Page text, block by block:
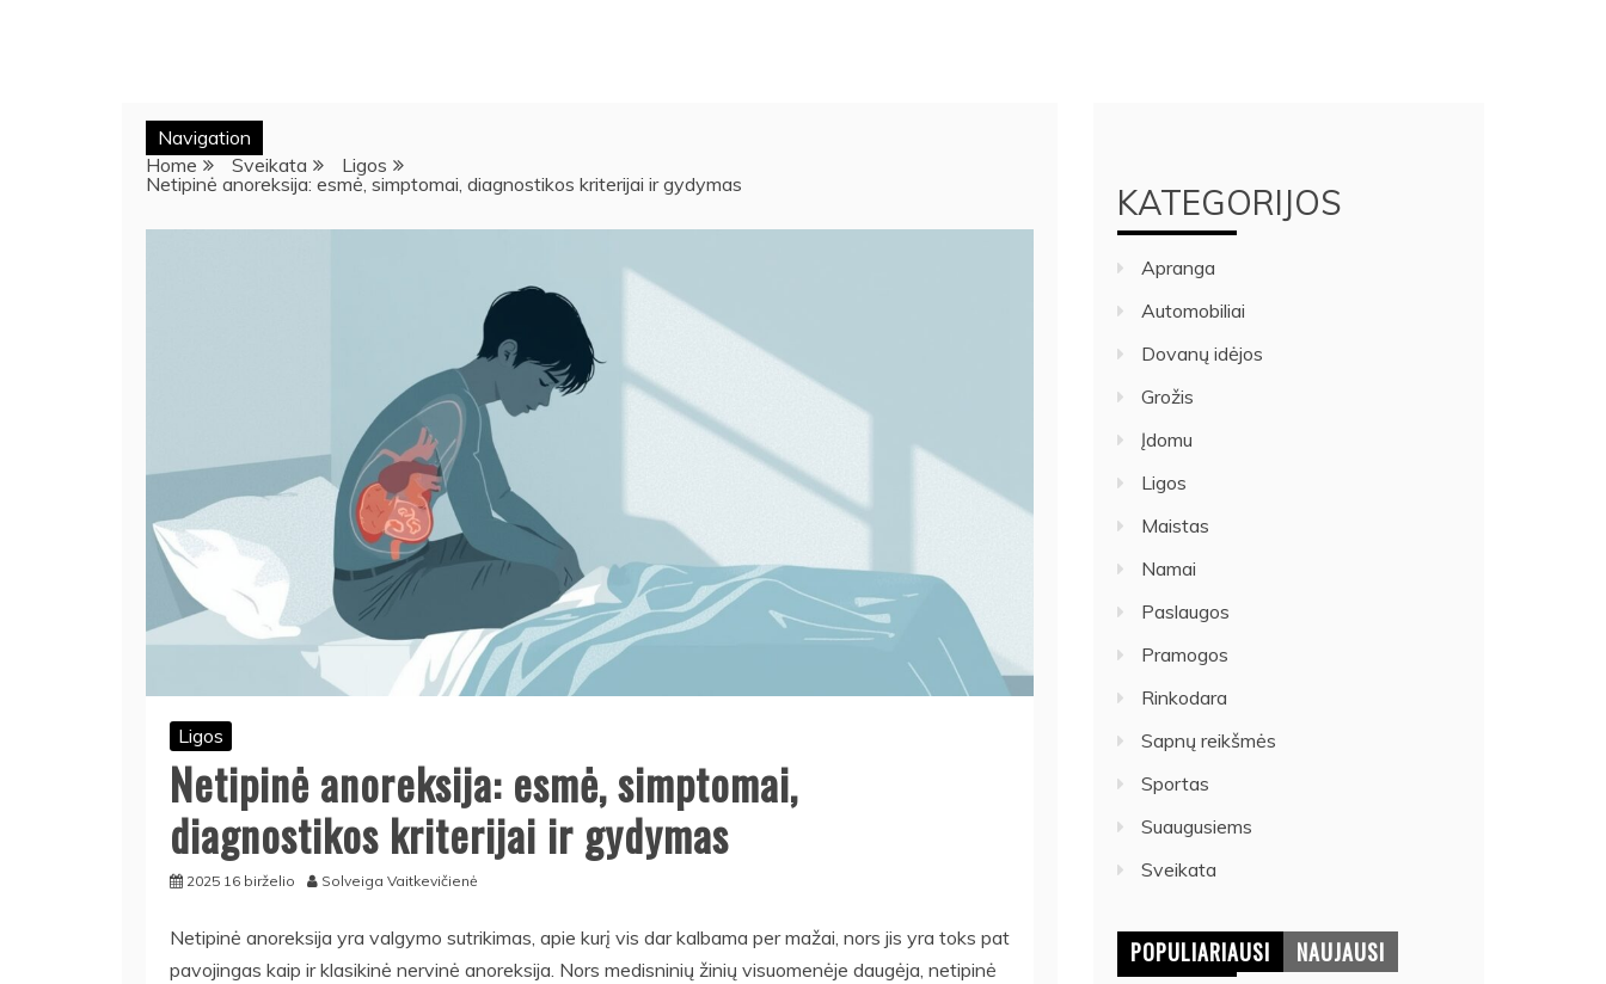
Navigation
Home
Sveikata
Ligos
Netipinė anoreksija: esmė, simptomai, diagnostikos kriterijai ir gydymas
Ligos
Netipinė anoreksija: esmė, simptomai,
diagnostikos kriterijai ir gydymas
2025 16 birželio Solveiga Vaitkevičienė
Netipinė anoreksija yra valgymo sutrikimas, apie kurį vis dar kalbama per mažai, nors jis yra toks pat
pavojingas kaip ir klasikinė nervinė anoreksija. Nors medisninių žinių visuomenėje daugėja, netipinė
KATEGORIJOS
Apranga
Automobiliai
Dovanų idėjos
Grožis
Įdomu
Ligos
Maistas
Namai
Paslaugos
Pramogos
Rinkodara
Sapnų reikšmės
Sportas
Suaugusiems
Sveikata
POPULIARIAUSI NAUJAUSI